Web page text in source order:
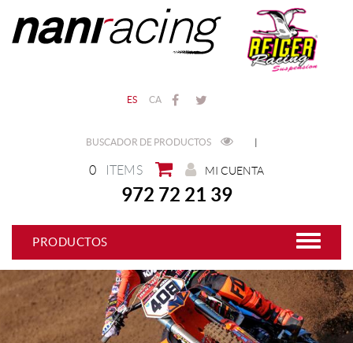
ES CA
BUSCADOR DE PRODUCTOS |
0 ITEMS MI CUENTA
972 72 21 39
PRODUCTOS